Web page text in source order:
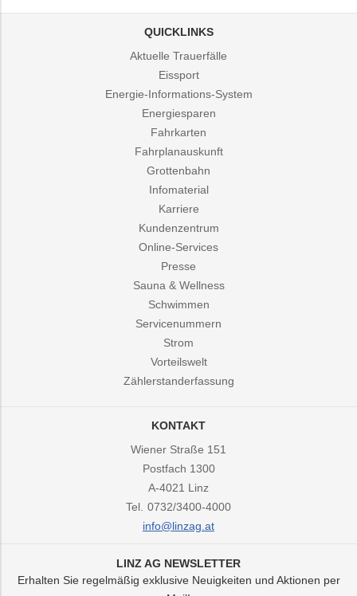
QUICKLINKS
Aktuelle Trauerfälle
Eissport
Energie-Informations-System
Energiesparen
Fahrkarten
Fahrplanauskunft
Grottenbahn
Infomaterial
Karriere
Kundenzentrum
Online-Services
Presse
Sauna & Wellness
Schwimmen
Servicenummern
Strom
Vorteilswelt
Zählerstanderfassung
KONTAKT
Wiener Straße 151
Postfach 1300
A-4021 Linz
Tel. 0732/3400-4000
info@linzag.at
LINZ AG NEWSLETTER
Erhalten Sie regelmäßig exklusive Neuigkeiten und Aktionen per